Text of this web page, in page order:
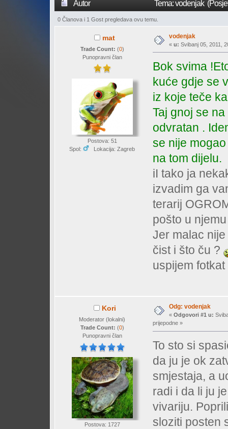
Autor Tema: vodenjak
0 Članova i 1 Gost pregledava ovu temu.
mat
Trade Count: (0)
Punopravni član
Postova: 51
Spol:
Lokacija: Zagreb
vodenjak
« u: Svibanj 05, 2011,
Bok svima
kuće gdje se
iz koje teče
Taj gnoj se
odvratan .
se nije
na tom dijelu.
iI tako ja
izvadim ga
terarij
pošto u
Jer malac
čist i što ču ?
uspijem
Kori
Moderator (lokalni)
Trade Count: (0)
Punopravni član
Postova: 1727
Odg: vodenjak
« Odgovori #1 u:
prijepodne »
To sto si
da ju je ok
smjestaja, a
radi i da li ju
vivariju.
sloziti posten